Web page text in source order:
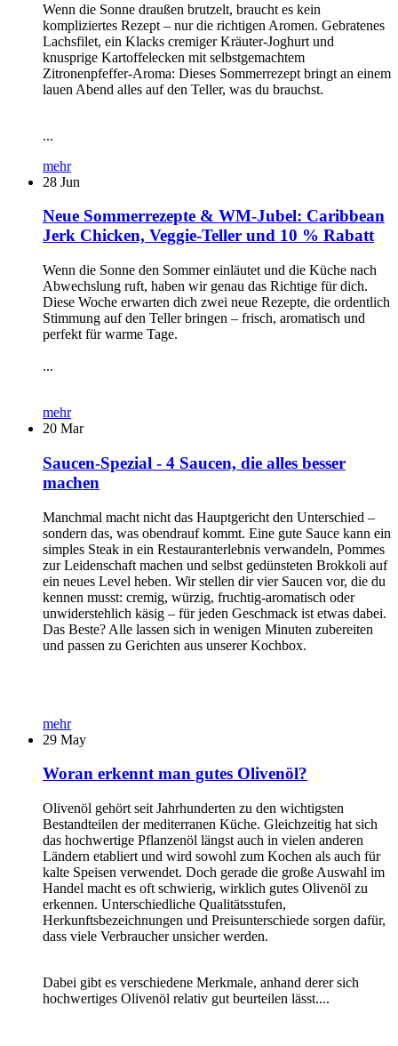
Wenn die Sonne draußen brutzelt, braucht es kein
kompliziertes Rezept – nur die richtigen Aromen. Gebratenes
Lachsfilet, ein Klacks cremiger Kräuter-Joghurt und
knusprige Kartoffelecken mit selbstgemachtem
Zitronenpfeffer-Aroma: Dieses Sommerrezept bringt an einem
lauen Abend alles auf den Teller, was du brauchst.
...
mehr
28 Jun
Neue Sommerrezepte & WM-Jubel: Caribbean
Jerk Chicken, Veggie-Teller und 10 % Rabatt
Wenn die Sonne den Sommer einläutet und die Küche nach
Abwechslung ruft, haben wir genau das Richtige für dich.
Diese Woche erwarten dich zwei neue Rezepte, die ordentlich
Stimmung auf den Teller bringen – frisch, aromatisch und
perfekt für warme Tage.
...
mehr
20 Mar
Saucen-Spezial - 4 Saucen, die alles besser
machen
Manchmal macht nicht das Hauptgericht den Unterschied –
sondern das, was obendrauf kommt. Eine gute Sauce kann ein
simples Steak in ein Restauranterlebnis verwandeln, Pommes
zur Leidenschaft machen und selbst gedünsteten Brokkoli auf
ein neues Level heben. Wir stellen dir vier Saucen vor, die du
kennen musst: cremig, würzig, fruchtig-aromatisch oder
unwiderstehlich käsig – für jeden Geschmack ist etwas dabei.
Das Beste? Alle lassen sich in wenigen Minuten zubereiten
und passen zu Gerichten aus unserer Kochbox.
mehr
29 May
Woran erkennt man gutes Olivenöl?
Olivenöl gehört seit Jahrhunderten zu den wichtigsten
Bestandteilen der mediterranen Küche. Gleichzeitig hat sich
das hochwertige Pflanzenöl längst auch in vielen anderen
Ländern etabliert und wird sowohl zum Kochen als auch für
kalte Speisen verwendet. Doch gerade die große Auswahl im
Handel macht es oft schwierig, wirklich gutes Olivenöl zu
erkennen. Unterschiedliche Qualitätsstufen,
Herkunftsbezeichnungen und Preisunterschiede sorgen dafür,
dass viele Verbraucher unsicher werden.
Dabei gibt es verschiedene Merkmale, anhand derer sich
hochwertiges Olivenöl relativ gut beurteilen lässt....